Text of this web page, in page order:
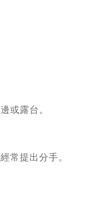
或露台。
常提出分手。